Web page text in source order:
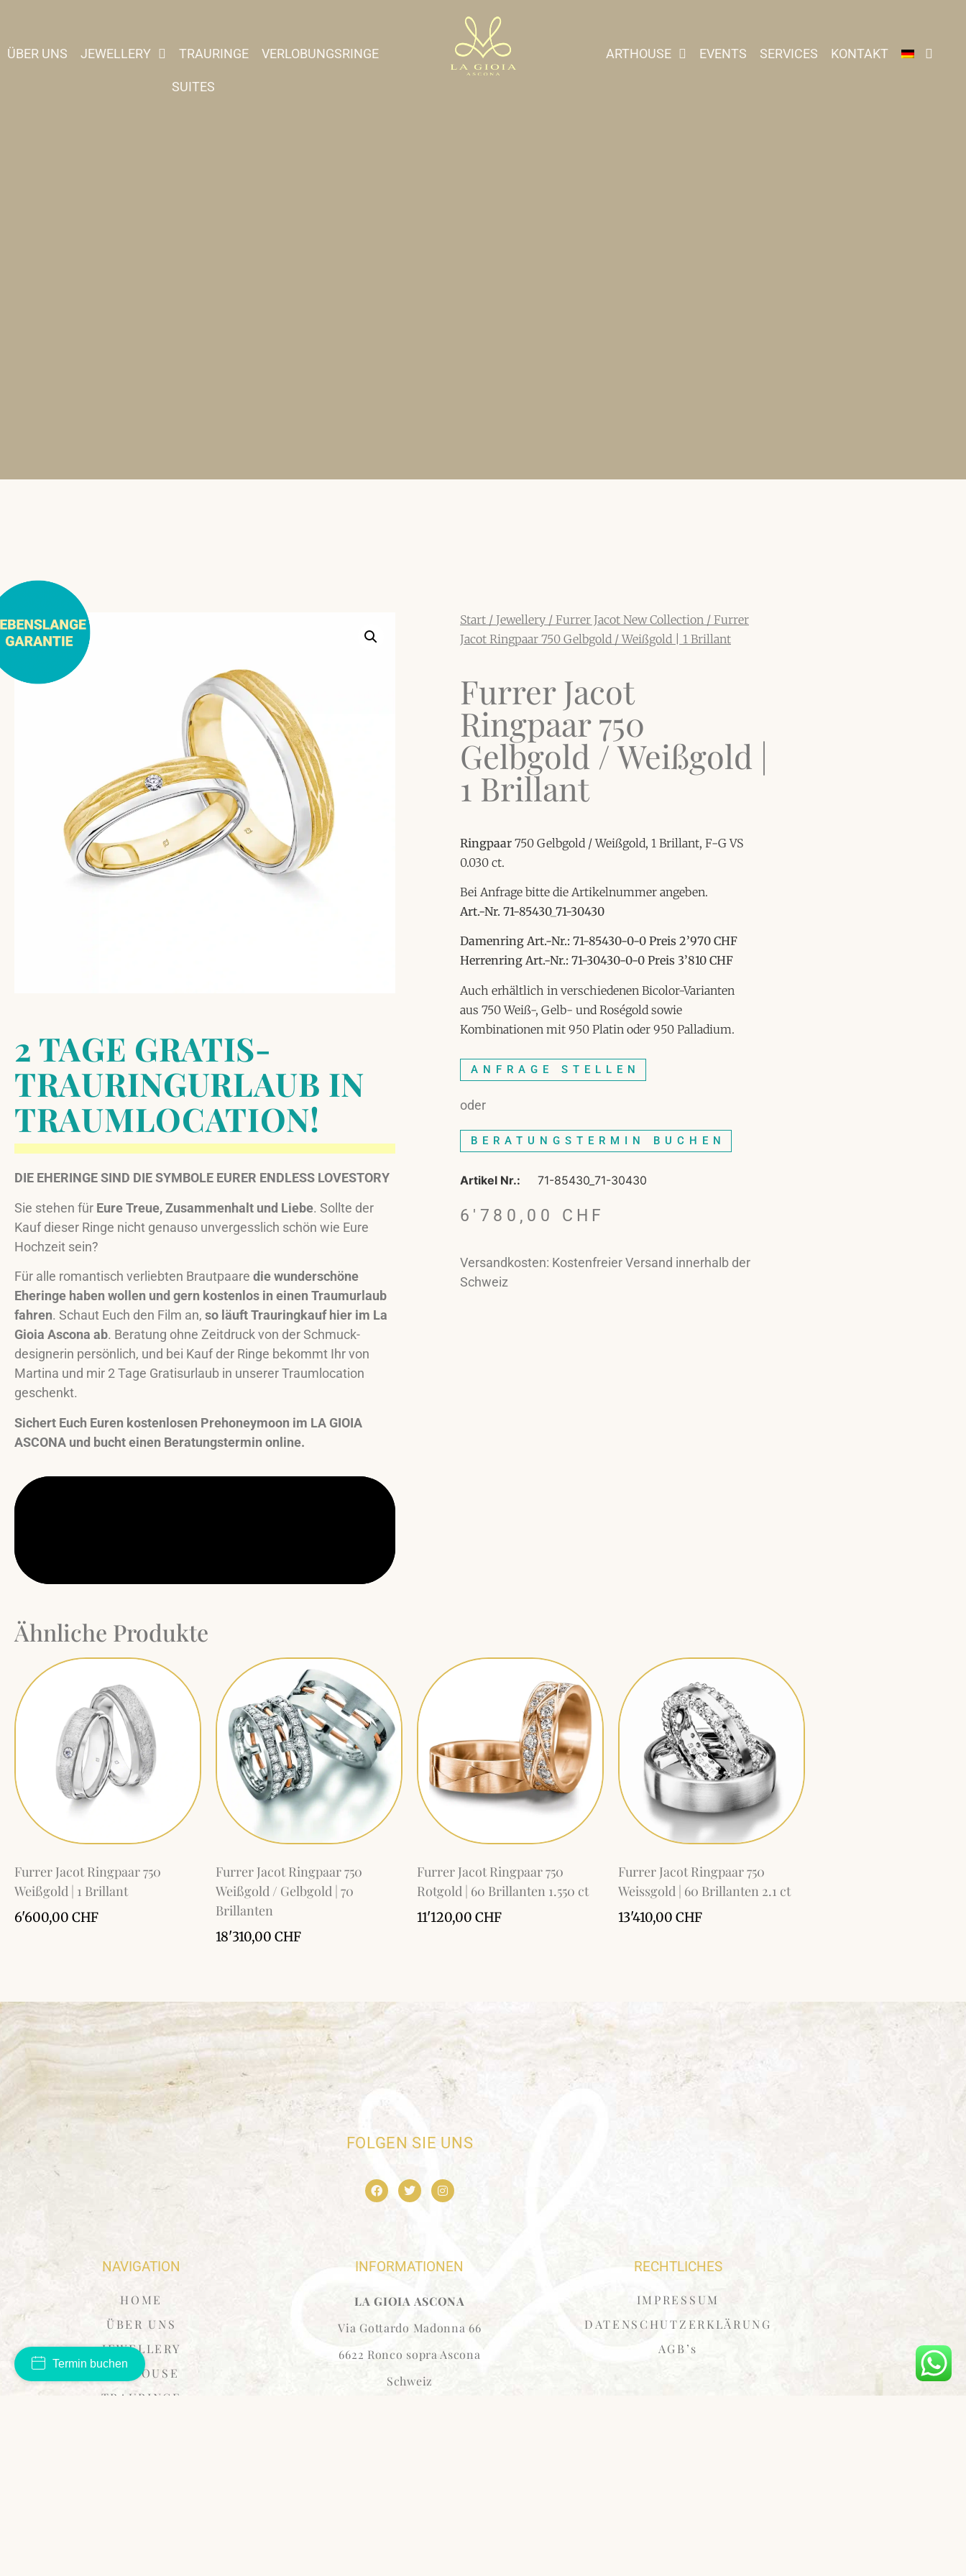
ÜBER UNS JEWELLERY TRAURINGE VERLOBUNGSRINGE
SUITES
ARTHOUSE EVENTS SERVICES KONTAKT
2 TAGE GRATIS-
TRAURINGURLAUB IN
TRAUMLOCATION!
DIE EHERINGE SIND DIE SYMBOLE EURER ENDLESS LOVESTORY
Sie stehen für Eure Treue, Zusammenhalt und Liebe. Sollte der
Kauf dieser Ringe nicht genauso unvergesslich schön wie Eure
Hochzeit sein?
Für alle romantisch verliebten Brautpaare die wunderschöne
Eheringe haben wollen und gern kostenlos in einen Traumurlaub
fahren. Schaut Euch den Film an, so läuft Trauringkauf hier im La
Gioia Ascona ab. Beratung ohne Zeitdruck von der Schmuck-
designerin persönlich, und bei Kauf der Ringe bekommt Ihr von
Martina und mir 2 Tage Gratisurlaub in unserer Traumlocation
geschenkt.
Sichert Euch Euren kostenlosen Prehoneymoon im LA GIOIA
ASCONA und bucht einen Beratungstermin online.
Start / Jewellery / Furrer Jacot New Collection / Furrer
Jacot Ringpaar 750 Gelbgold / Weißgold | 1 Brillant
Furrer Jacot
Ringpaar 750
Gelbgold / Weißgold |
1 Brillant
Ringpaar 750 Gelbgold / Weißgold, 1 Brillant, F-G VS
0.030 ct.
Bei Anfrage bitte die Artikelnummer angeben.
Art.-Nr. 71-85430_71-30430
Damenring Art.-Nr.: 71-85430-0-0 Preis 2’970 CHF
Herrenring Art.-Nr.: 71-30430-0-0 Preis 3’810 CHF
Auch erhältlich in verschiedenen Bicolor-Varianten
aus 750 Weiß-, Gelb- und Roségold sowie
Kombinationen mit 950 Platin oder 950 Palladium.
ANFRAGE STELLEN
oder
BERATUNGSTERMIN BUCHEN
Artikel Nr.: 71-85430_71-30430
6'780,00 CHF
Versandkosten: Kostenfreier Versand innerhalb der
Schweiz
Ähnliche Produkte
Furrer Jacot Ringpaar 750
Weißgold | 1 Brillant
6'600,00 CHF
Furrer Jacot Ringpaar 750
Weißgold / Gelbgold | 70
Brillanten
18'310,00 CHF
Furrer Jacot Ringpaar 750
Rotgold | 60 Brillanten 1.550 ct
11'120,00 CHF
Furrer Jacot Ringpaar 750
Weissgold | 60 Brillanten 2.1 ct
13'410,00 CHF
FOLGEN SIE UNS
NAVIGATION
HOME
ÜBER UNS
JEWELLERY
ARTHOUSE
TRAURINGE
INFORMATIONEN
LA GIOIA ASCONA
Via Gottardo Madonna 66
6622 Ronco sopra Ascona
Schweiz
RECHTLICHES
IMPRESSUM
DATENSCHUTZERKLÄRUNG
AGB’s
Termin buchen